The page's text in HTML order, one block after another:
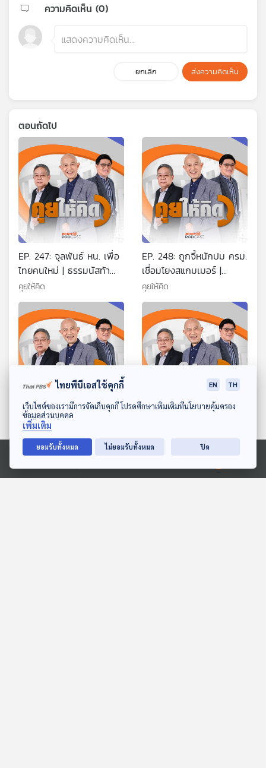
ดาวน์โหลด Thai PBS Podcast Application
Ⓒ 2020 องค์การกระจายเสียงและแพร่ภาพสาธารณะแห่งประเทศไทย
ความคิดเห็น (0)
ยกเลิก ส่งความคิดเห็น
ตอนถัดไป
EP. 247: จุลพันธ์ หน. เพื่อ
ไทยคนใหม่ | ธรรมนัสท้า
ตรวจสอบ 400 ชีวิตในสภา
| อนุทินบนเวทีระดับโลก
คุยให้คิด
EP. 248: ถูกจี้หนักปม ครม.
เชื่อมโยงสแกมเมอร์ |
อิทธิพลเงินเทาซื้อ
ประเทศไทย | สั่งผู้ว่าฯ เร่ง
เบิกจ่ายงบประชุมสัมมนา
คุยให้คิด
EP. 249: ข้อตกลงสันติภาพ
มันจบลงแล้ว | สแกมเมอร์
ทุนเทา และตำรวจ | เพื่อไทย
คุยให้คิด
| จับอาการเอกนิติ-ศุภจี |
คุยให้คิด
ไทยพีบีเอสใช้คุกกี้ EN TH
เว็บไซต์ของเรามีการจัดเก็บคุกกี้ โปรดศึกษาเพิ่มเติมที่นโยบายคุ้มครอง
ข้อมูลส่วนบุคคล
เพิ่มเติม
ยอมรับทั้งหมด ไม่ยอมรับทั้งหมด ปิด